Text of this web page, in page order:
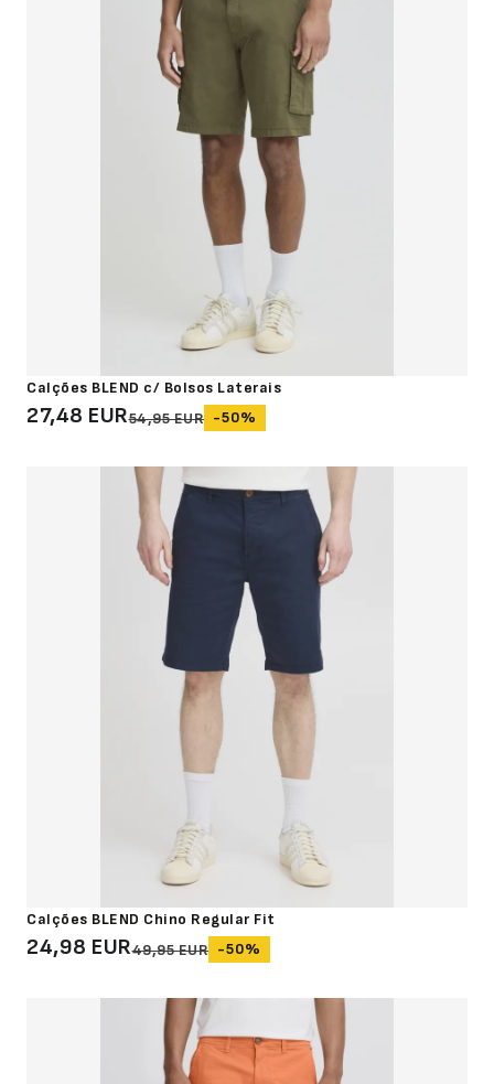
Calções BLEND c/ Bolsos Laterais
27,48 EUR54,95 EUR -50%
Calções BLEND Chino Regular Fit
24,98 EUR49,95 EUR -50%